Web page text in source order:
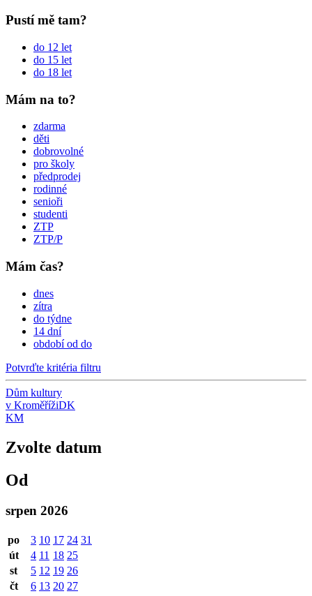
Pustí mě tam?
do 12 let
do 15 let
do 18 let
Mám na to?
zdarma
děti
dobrovolné
pro školy
předprodej
rodinné
senioři
studenti
ZTP
ZTP/P
Mám čas?
dnes
zítra
do týdne
14 dní
období od do
Potvrďte kritéria filtru
Dům kultury
v KroměřížiDK
KM
Zvolte datum
Od
srpen 2026
po 3 10 17 24 31
út
4 11 18 25
st
5 12 19 26
čt
6 13 20 27